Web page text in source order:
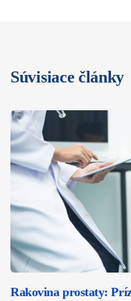
Súvisiace články
Rakovina prostaty: